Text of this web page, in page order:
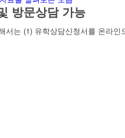
방문상담 가능
는 (1) 유학상담신청서를 온라